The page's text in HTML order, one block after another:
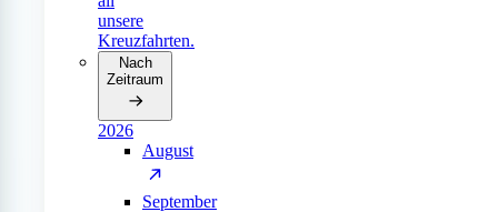
unsere
Kreuzfahrten.
Nach
Zeitraum
2026
August
September